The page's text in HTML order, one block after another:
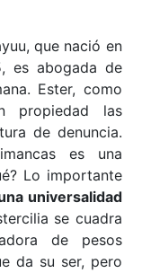
que nació en
es abogada de
Ester, como
propiedad las
de denuncia.
es una
Lo importante
universalidad
se cuadra
de pesos
da su ser, pero